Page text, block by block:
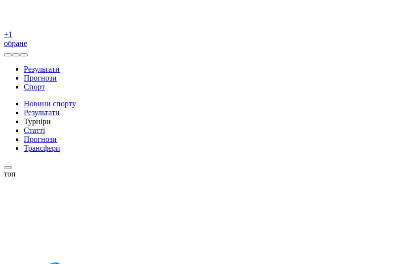
+1
обране
Результати
Прогнози
Спорт
Новини спорту
Результати
Турніри
Статті
Прогнози
Трансфери
топ